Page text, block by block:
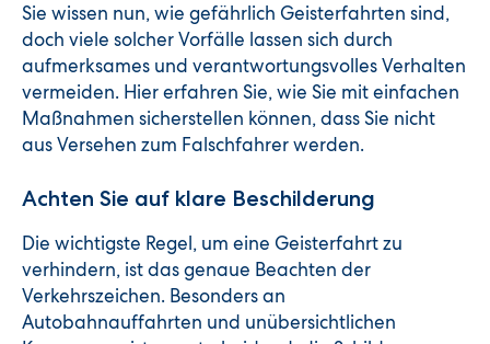
Sie wissen nun, wie gefährlich Geisterfahrten sind,
doch viele solcher Vorfälle lassen sich durch
aufmerksames und verantwortungsvolles Verhalten
vermeiden. Hier erfahren Sie, wie Sie mit einfachen
Maßnahmen sicherstellen können, dass Sie nicht
aus Versehen zum Falschfahrer werden.
Achten Sie auf klare Beschilderung
Die wichtigste Regel, um eine Geisterfahrt zu
verhindern, ist das genaue Beachten der
Verkehrszeichen. Besonders an
Autobahnauffahrten und unübersichtlichen